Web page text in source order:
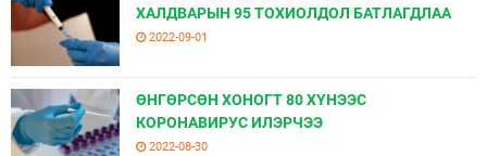
ХАЛДВАРЫН 95 ТОХИОЛДОЛ БАТЛАГДЛАА
2022-09-01
ӨНГӨРСӨН ХОНОГТ 80 ХҮНЭЭС
КОРОНАВИРУС ИЛЭРЧЭЭ
2022-08-30